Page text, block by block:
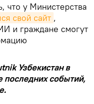
что у Министерства
свой сайт ,
и граждане смогут
Узбекистан в
последних событий,